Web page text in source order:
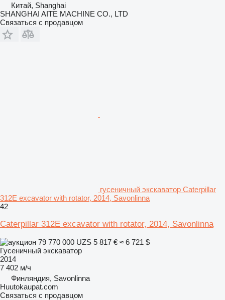
Китай, Shanghai
SHANGHAI AITE MACHINE CO., LTD
Связаться с продавцом
гусеничный экскаватор Caterpillar
312E excavator with rotator, 2014, Savonlinna
42
Caterpillar 312E excavator with rotator, 2014, Savonlinna
79 770 000 UZS 5 817 € ≈ 6 721 $
Гусеничный экскаватор
2014
7 402 м/ч
Финляндия, Savonlinna
Huutokaupat.com
Связаться с продавцом